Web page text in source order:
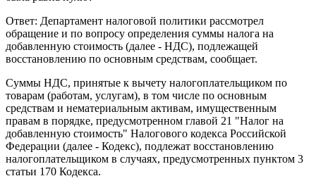
Ответ: Департамент налоговой политики рассмотрел
обращение и по вопросу определения суммы налога на
добавленную стоимость (далее - НДС), подлежащей
восстановлению по основным средствам, сообщает.
Суммы НДС, принятые к вычету налогоплательщиком по
товарам (работам, услугам), в том числе по основным
средствам и нематериальным активам, имущественным
правам в порядке, предусмотренном главой 21 "Налог на
добавленную стоимость" Налогового кодекса Российской
Федерации (далее - Кодекс), подлежат восстановлению
налогоплательщиком в случаях, предусмотренных пунктом 3
статьи 170 Кодекса.